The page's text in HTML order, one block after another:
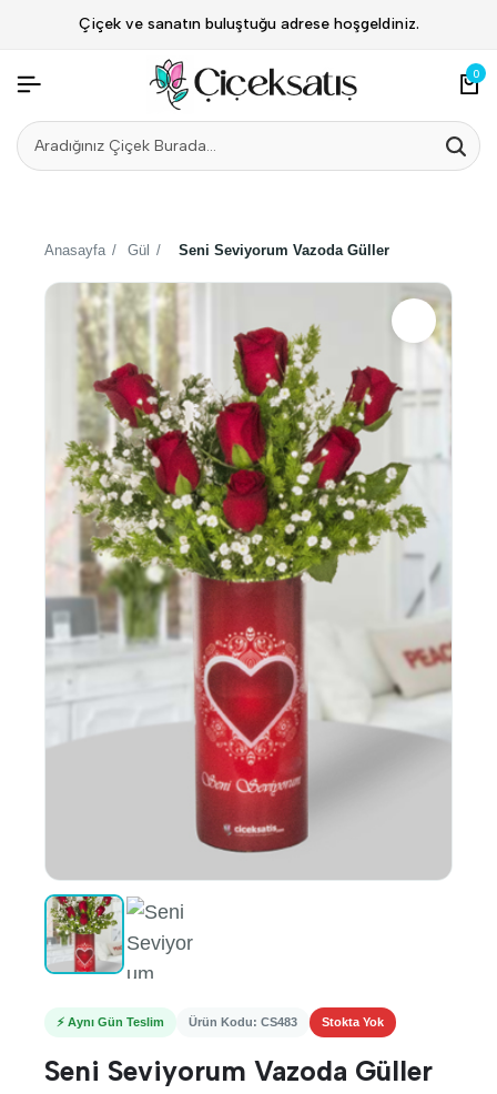
Çiçek ve sanatın buluştuğu adrese hoşgeldiniz.
0
Anasayfa / Gül / Seni Seviyorum Vazoda Güller
⚡ Aynı Gün Teslim Ürün Kodu: CS483 Stokta Yok
Seni Seviyorum Vazoda Güller